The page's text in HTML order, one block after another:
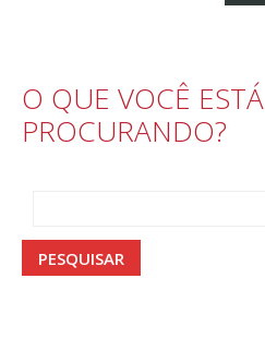
O QUE VOCÊ ESTÁ
PROCURANDO?